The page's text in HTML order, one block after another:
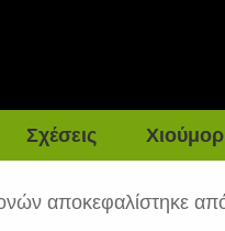
Σχέσεις Χιούμορ
αποκεφαλίστηκε